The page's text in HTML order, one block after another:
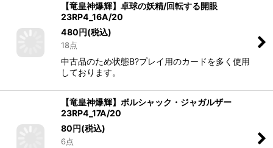
【竜皇神爆輝】卓球の妖精/回転する開眼
23RP4_16A/20
480円(税込)
18点
中古品のため状態B?プレイ用のカードを多く使用
しております。
【竜皇神爆輝】ボルシャック・ジャガルザー
23RP4_17A/20
80円(税込)
6点